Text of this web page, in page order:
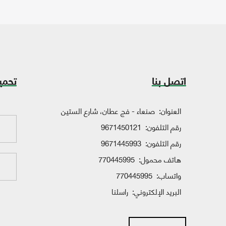
اتصل بنا
العنوان: صنعاء - فج عطان، شارع الستين
رقم التلفون: 9671450121
رقم التلفون: 9671445993
هاتف محمول: 770445995
واتساب: 770445995
البريد الإلكتروني: راسلنا